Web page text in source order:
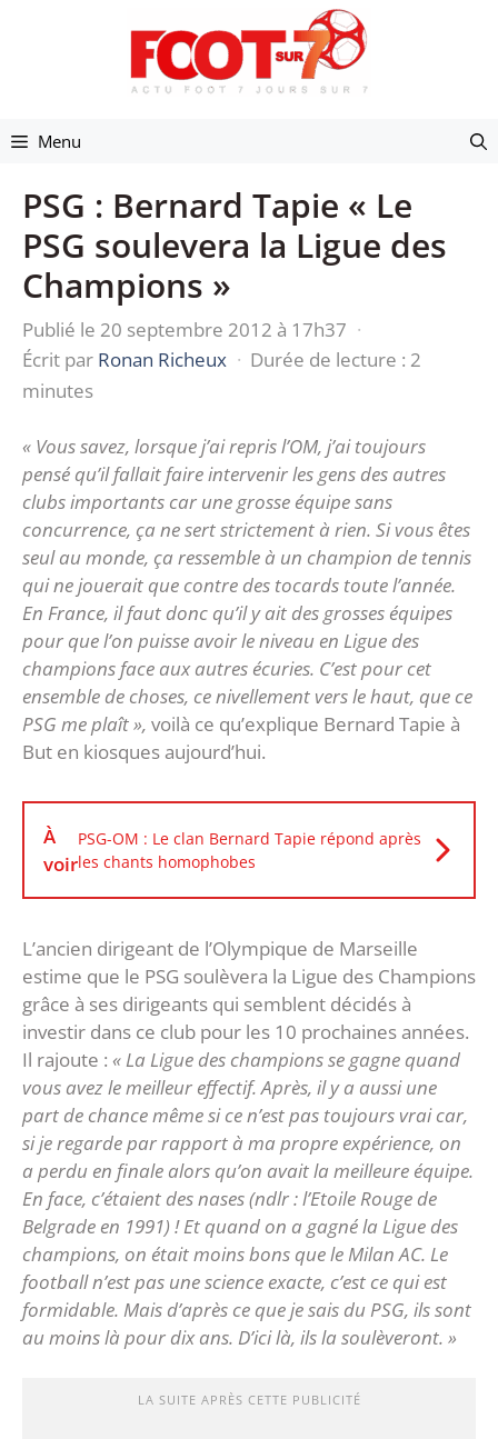
Menu
PSG : Bernard Tapie « Le
PSG soulevera la Ligue des
Champions »
Publié le 20 septembre 2012 à 17h37 ·
Écrit par Ronan Richeux · Durée de lecture : 2
minutes
« Vous savez, lorsque j’ai repris l’OM, j’ai toujours
pensé qu’il fallait faire intervenir les gens des autres
clubs importants car une grosse équipe sans
concurrence, ça ne sert strictement à rien. Si vous êtes
seul au monde, ça ressemble à un champion de tennis
qui ne jouerait que contre des tocards toute l’année.
En France, il faut donc qu’il y ait des grosses équipes
pour que l’on puisse avoir le niveau en Ligue des
champions face aux autres écuries. C’est pour cet
ensemble de choses, ce nivellement vers le haut, que ce
PSG me plaît », voilà ce qu’explique Bernard Tapie à
But en kiosques aujourd’hui.
À
voir
PSG-OM : Le clan Bernard Tapie répond après
les chants homophobes
L’ancien dirigeant de l’Olympique de Marseille
estime que le PSG soulèvera la Ligue des Champions
grâce à ses dirigeants qui semblent décidés à
investir dans ce club pour les 10 prochaines années.
Il rajoute : « La Ligue des champions se gagne quand
vous avez le meilleur effectif. Après, il y a aussi une
part de chance même si ce n’est pas toujours vrai car,
si je regarde par rapport à ma propre expérience, on
a perdu en finale alors qu’on avait la meilleure équipe.
En face, c’étaient des nases (ndlr : l’Etoile Rouge de
Belgrade en 1991) ! Et quand on a gagné la Ligue des
champions, on était moins bons que le Milan AC. Le
football n’est pas une science exacte, c’est ce qui est
formidable. Mais d’après ce que je sais du PSG, ils sont
au moins là pour dix ans. D’ici là, ils la soulèveront. »
LA SUITE APRÈS CETTE PUBLICITÉ